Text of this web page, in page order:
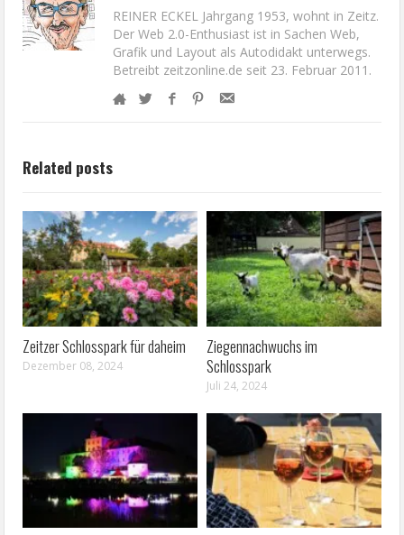
REINER ECKEL Jahrgang 1953, wohnt in Zeitz.
Der Web 2.0-Enthusiast ist in Sachen Web,
Grafik und Layout als Autodidakt unterwegs.
Betreibt zeitzonline.de seit 23. Februar 2011.
Related posts
Zeitzer Schlosspark für daheim
Dezember 08, 2024
Ziegennachwuchs im
Schlosspark
Juli 24, 2024